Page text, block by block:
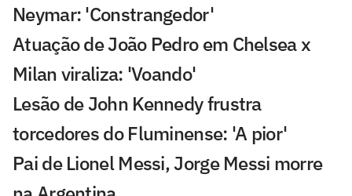
Neymar: 'Constrangedor'
Atuação de João Pedro em Chelsea x
Milan viraliza: 'Voando'
Lesão de John Kennedy frustra
torcedores do Fluminense: 'A pior'
Pai de Lionel Messi, Jorge Messi morre